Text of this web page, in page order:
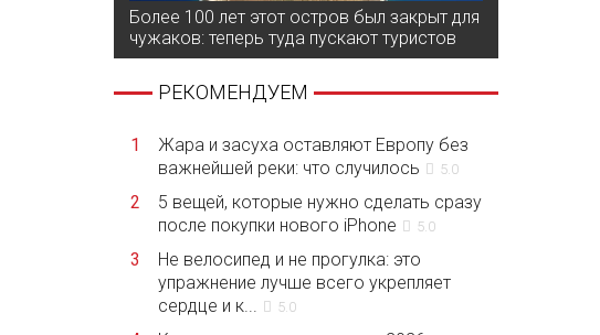
Более 100 лет этот остров был закрыт для
чужаков: теперь туда пускают туристов
РЕКОМЕНДУЕМ
1
Жара и засуха оставляют Европу без
важнейшей реки: что случилось
5.0
2
5 вещей, которые нужно сделать сразу
после покупки нового iPhone
5.0
3
Не велосипед и не прогулка: это
упражнение лучше всего укрепляет
сердце и к...
5.0